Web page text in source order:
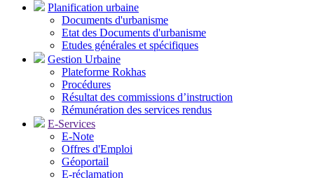
Planification urbaine
Documents d'urbanisme
Etat des Documents d'urbanisme
Etudes générales et spécifiques
Gestion Urbaine
Plateforme Rokhas
Procédures
Résultat des commissions d’instruction
Rémunération des services rendus
E-Services
E-Note
Offres d'Emploi
Géoportail
E-réclamation